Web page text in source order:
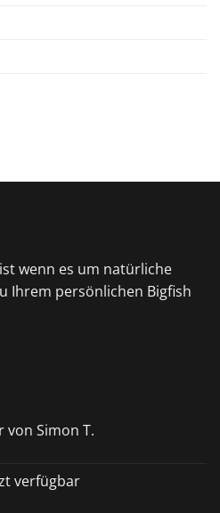
wenn es um natürliche
Ihrem persönlichen Bigfish
von Simon T.
verfügbar